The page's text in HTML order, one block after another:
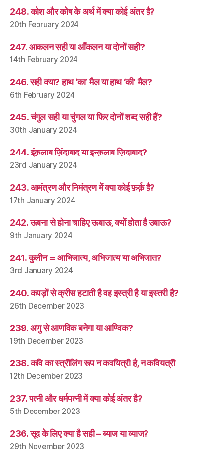
248. कोश और कोष के अर्थ में क्या कोई अंतर है?
20th February 2024
247. आकलन सही या आँकलन या दोनों सही?
14th February 2024
246. सही क्या? हाथ ‘का’ मैल या हाथ ‘की’ मैल?
6th February 2024
245. चंगुल सही या चुंगल या फिर दोनों शब्द सही हैं?
30th January 2024
244. इंक़लाब ज़िंदाबाद या इन्क़लाब ज़िदाबाद?
23rd January 2024
243. आमंत्रण और निमंत्रण में क्या कोई फ़र्क़ है?
17th January 2024
242. ऊबना से होना चाहिए ऊबाऊ, क्यों होता है उबाऊ?
9th January 2024
241. कुलीन = आभिजात्य, अभिजात्य या अभिजात?
3rd January 2024
240. कपड़ों से क्रीस हटाती है वह इस्त्री है या इस्तरी है?
26th December 2023
239. अणु से आणविक बनेगा या आण्विक?
19th December 2023
238. कवि का स्त्रीलिंग रूप न कवयित्री है, न कवियत्री
12th December 2023
237. पत्नी और धर्मपत्नी में क्या कोई अंतर है?
5th December 2023
236. सूद के लिए क्या है सही – ब्याज या व्याज?
29th November 2023